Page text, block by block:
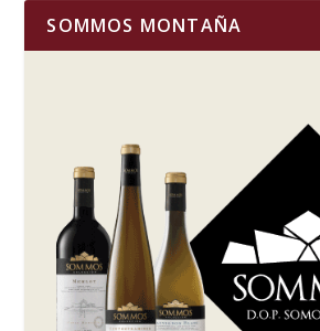
SOMMOS MONTAÑA